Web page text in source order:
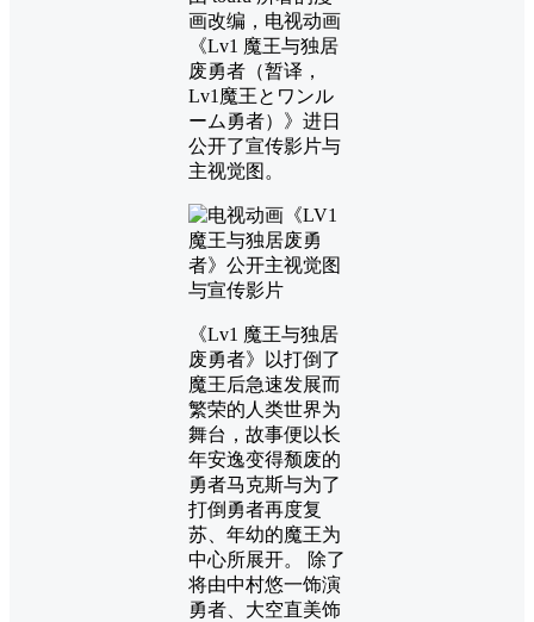
画改编，电视动画
《Lv1 魔王与独居
废勇者（暂译，
Lv1魔王とワンル
ーム勇者）》进日
公开了宣传影片与
主视觉图。
《Lv1 魔王与独居
废勇者》以打倒了
魔王后急速发展而
繁荣的人类世界为
舞台，故事便以长
年安逸变得颓废的
勇者马克斯与为了
打倒勇者再度复
苏、年幼的魔王为
中心所展开。 除了
将由中村悠一饰演
勇者、大空直美饰